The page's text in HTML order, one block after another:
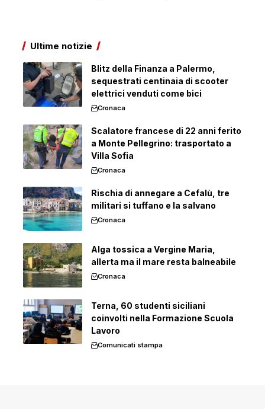
Ultime notizie
Blitz della Finanza a Palermo,
sequestrati centinaia di scooter
elettrici venduti come bici
Cronaca
Scalatore francese di 22 anni ferito
a Monte Pellegrino: trasportato a
Villa Sofia
Cronaca
Rischia di annegare a Cefalù, tre
militari si tuffano e la salvano
Cronaca
Alga tossica a Vergine Maria,
allerta ma il mare resta balneabile
Cronaca
Terna, 60 studenti siciliani
coinvolti nella Formazione Scuola
Lavoro
Comunicati stampa